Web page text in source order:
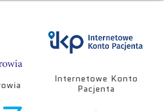
Internetowe Konto
Pacjenta